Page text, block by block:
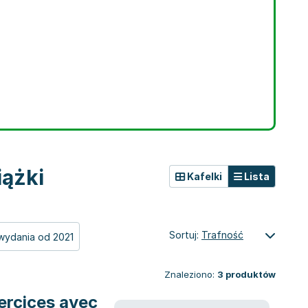
od 2021
Kafelki Lista
Sortuj: Trafność
Znaleziono: 3 produktów
avec